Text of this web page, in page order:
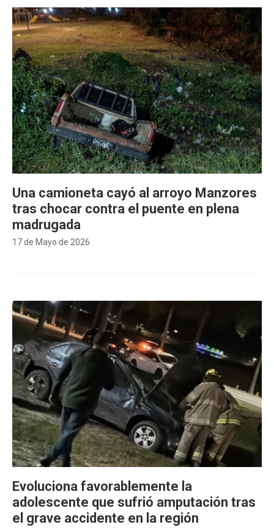
17 de Mayo de 2026
Una camioneta cayó al arroyo Manzores
tras chocar contra el puente en plena
madrugada
Evoluciona favorablemente la
adolescente que sufrió amputación tras
el grave accidente en la región